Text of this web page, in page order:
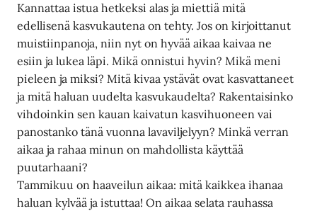
Kannattaa istua hetkeksi alas ja miettiä mitä
edellisenä kasvukautena on tehty. Jos on kirjoittanut
muistiinpanoja, niin nyt on hyvää aikaa kaivaa ne
esiin ja lukea läpi. Mikä onnistui hyvin? Mikä meni
pieleen ja miksi? Mitä kivaa ystävät ovat kasvattaneet
ja mitä haluan uudelta kasvukaudelta? Rakentaisinko
vihdoinkin sen kauan kaivatun kasvihuoneen vai
panostanko tänä vuonna lavaviljelyyn? Minkä verran
aikaa ja rahaa minun on mahdollista käyttää
puutarhaani?
Tammikuu on haaveilun aikaa: mitä kaikkea ihanaa
haluan kylvää ja istuttaa! On aikaa selata rauhassa